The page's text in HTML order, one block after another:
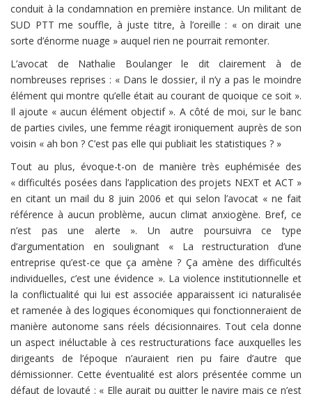
conduit à la condamnation en première instance. Un militant de
SUD PTT me souffle, à juste titre, à l’oreille : « on dirait une
sorte d’énorme nuage » auquel rien ne pourrait remonter.
L’avocat de Nathalie Boulanger le dit clairement à de
nombreuses reprises : « Dans le dossier, il n’y a pas le moindre
élément qui montre qu’elle était au courant de quoique ce soit ».
Il ajoute « aucun élément objectif ». A côté de moi, sur le banc
de parties civiles, une femme réagit ironiquement auprès de son
voisin « ah bon ? C’est pas elle qui publiait les statistiques ? »
Tout au plus, évoque-t-on de manière très euphémisée des
« difficultés posées dans l’application des projets NEXT et ACT »
en citant un mail du 8 juin 2006 et qui selon l’avocat « ne fait
référence à aucun problème, aucun climat anxiogène. Bref, ce
n’est pas une alerte ». Un autre poursuivra ce type
d’argumentation en soulignant « La restructuration d’une
entreprise qu’est-ce que ça amène ? Ça amène des difficultés
individuelles, c’est une évidence ». La violence institutionnelle et
la conflictualité qui lui est associée apparaissent ici naturalisée
et ramenée à des logiques économiques qui fonctionneraient de
manière autonome sans réels décisionnaires. Tout cela donne
un aspect inéluctable à ces restructurations face auxquelles les
dirigeants de l’époque n’auraient rien pu faire d’autre que
démissionner. Cette éventualité est alors présentée comme un
défaut de loyauté : « Elle aurait pu quitter le navire mais ce n’est